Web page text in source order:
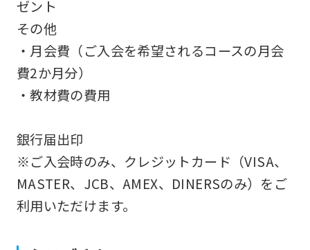
ゼント
その他
・月会費（ご入会を希望されるコースの月会
費2か月分）
・教材費の費用
銀行届出印
※ご入会時のみ、クレジットカード（VISA、
MASTER、JCB、AMEX、DINERSのみ）をご
利用いただけます。
understand
service.